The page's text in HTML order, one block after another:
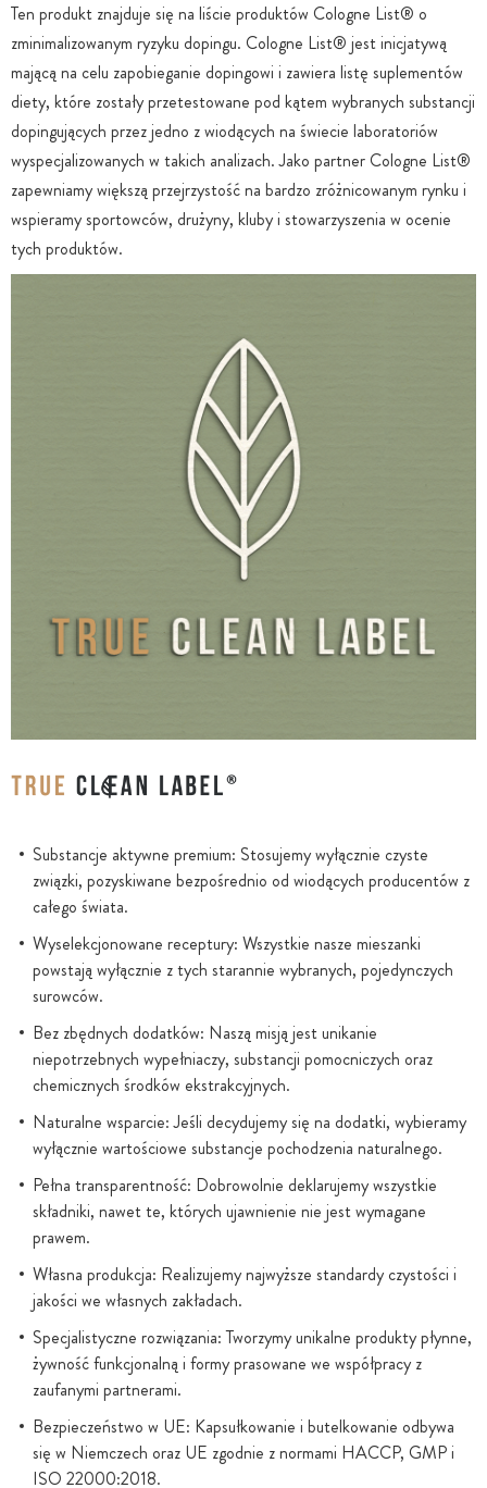
Ten produkt znajduje się na liście produktów Cologne List® o
zminimalizowanym ryzyku dopingu. Cologne List® jest inicjatywą
mającą na celu zapobieganie dopingowi i zawiera listę suplementów
diety, które zostały przetestowane pod kątem wybranych substancji
dopingujących przez jedno z wiodących na świecie laboratoriów
wyspecjalizowanych w takich analizach. Jako partner Cologne List®
zapewniamy większą przejrzystość na bardzo zróżnicowanym rynku i
wspieramy sportowców, drużyny, kluby i stowarzyszenia w ocenie
tych produktów.
Substancje aktywne premium: Stosujemy wyłącznie czyste
związki, pozyskiwane bezpośrednio od wiodących producentów z
całego świata.
Wyselekcjonowane receptury: Wszystkie nasze mieszanki
powstają wyłącznie z tych starannie wybranych, pojedynczych
surowców.
Bez zbędnych dodatków: Naszą misją jest unikanie
niepotrzebnych wypełniaczy, substancji pomocniczych oraz
chemicznych środków ekstrakcyjnych.
Naturalne wsparcie: Jeśli decydujemy się na dodatki, wybieramy
wyłącznie wartościowe substancje pochodzenia naturalnego.
Pełna transparentność: Dobrowolnie deklarujemy wszystkie
składniki, nawet te, których ujawnienie nie jest wymagane
prawem.
Własna produkcja: Realizujemy najwyższe standardy czystości i
jakości we własnych zakładach.
Specjalistyczne rozwiązania: Tworzymy unikalne produkty płynne,
żywność funkcjonalną i formy prasowane we współpracy z
zaufanymi partnerami.
Bezpieczeństwo w UE: Kapsułkowanie i butelkowanie odbywa
się w Niemczech oraz UE zgodnie z normami HACCP, GMP i
ISO 22000:2018.